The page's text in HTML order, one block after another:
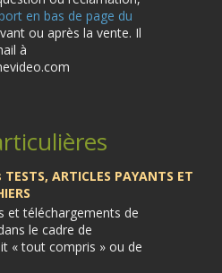
en bas de page du
ou après la vente. Il
à
ARTICLES PAYANTS ET
et téléchargements de
le cadre de
« tout compris » ou de